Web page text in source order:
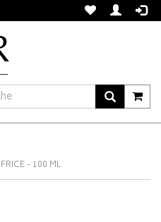
- 100 ML